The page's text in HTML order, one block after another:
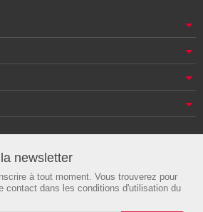
newsletter
à tout moment. Vous trouverez pour
contact dans les conditions d'utilisation du